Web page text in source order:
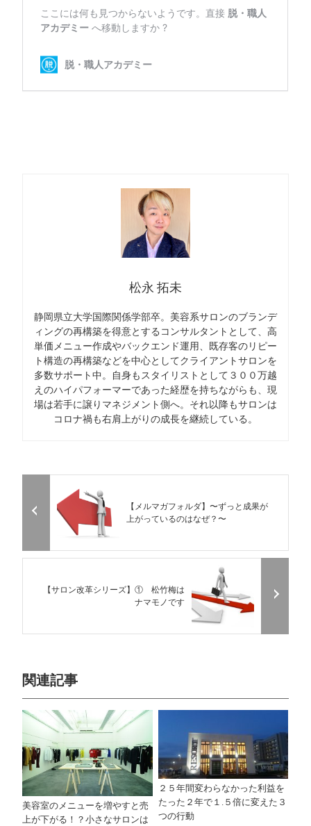
松永 拓未
静岡県立大学国際関係学部卒。美容系サロンのブランデ
ィングの再構築を得意とするコンサルタントとして、高
単価メニュー作成やバックエンド運用、既存客のリピー
ト構造の再構築などを中心としてクライアントサロンを
多数サポート中。自身もスタイリストとして３００万越
えのハイパフォーマーであった経歴を持ちながらも、現
場は若手に譲りマネジメント側へ。それ以降もサロンは
コロナ禍も右肩上がりの成長を継続している。
【メルマガフォルダ】〜ずっと成果が
上がっているのはなぜ？〜
【サロン改革シリーズ】① 松竹梅は
ナマモノです
関連記事
美容室のメニューを増やすと売
上が下がる！？小さなサロンは
２５年間変わらなかった利益を
たった２年で１.５倍に変えた３
つの行動